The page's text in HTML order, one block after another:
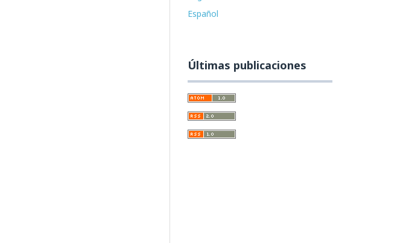
Español
Últimas publicaciones